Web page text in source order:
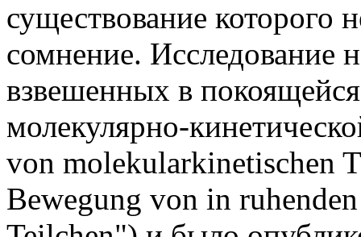
существование которого
сомнение. Исследование
взвешенных в
молекулярно-
von molekularkineti­schen
Bewegung von in